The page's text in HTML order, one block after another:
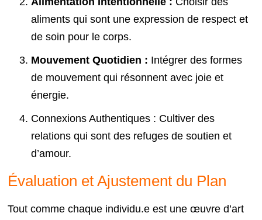
aliments qui sont une expression de respect et
de soin pour le corps.
Mouvement Quotidien : Intégrer des formes
de mouvement qui résonnent avec joie et
énergie.
Connexions Authentiques : Cultiver des
relations qui sont des refuges de soutien et
d’amour.
Évaluation et Ajustement du Plan
Tout comme chaque individu.e est une œuvre d’art